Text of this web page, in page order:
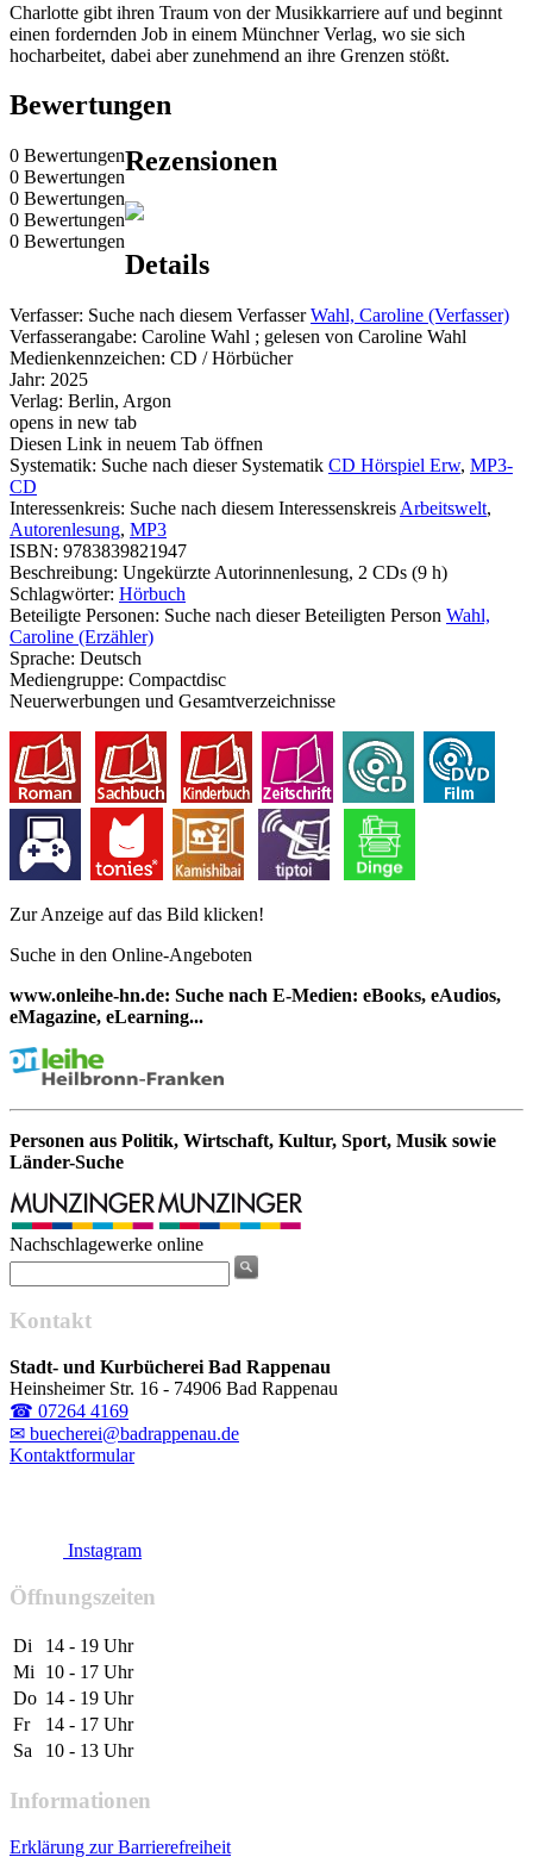
Charlotte gibt ihren Traum von der Musikkarriere auf und beginnt
einen fordernden Job in einem Münchner Verlag, wo sie sich
hocharbeitet, dabei aber zunehmend an ihre Grenzen stößt.
Bewertungen
0 Bewertungen
0 Bewertungen
0 Bewertungen
0 Bewertungen
0 Bewertungen
Rezensionen
Details
Verfasser: Suche nach diesem Verfasser Wahl, Caroline (Verfasser)
Verfasserangabe: Caroline Wahl ; gelesen von Caroline Wahl
Medienkennzeichen: CD / Hörbücher
Jahr: 2025
Verlag: Berlin, Argon
opens in new tab
Diesen Link in neuem Tab öffnen
Systematik: Suche nach dieser Systematik CD Hörspiel Erw, MP3-
CD
Interessenkreis: Suche nach diesem Interessenskreis Arbeitswelt,
Autorenlesung, MP3
ISBN: 9783839821947
Beschreibung: Ungekürzte Autorinnenlesung, 2 CDs (9 h)
Schlagwörter: Hörbuch
Beteiligte Personen: Suche nach dieser Beteiligten Person Wahl,
Caroline (Erzähler)
Sprache: Deutsch
Mediengruppe: Compactdisc
Neuerwerbungen und Gesamtverzeichnisse
Zur Anzeige auf das Bild klicken!
Suche in den Online-Angeboten
www.onleihe-hn.de: Suche nach E-Medien: eBooks, eAudios,
eMagazine, eLearning...
Personen aus Politik, Wirtschaft, Kultur, Sport, Musik sowie
Länder-Suche
Nachschlagewerke online
Kontakt
Stadt- und Kurbücherei Bad Rappenau
Heinsheimer Str. 16 - 74906 Bad Rappenau
☎ 07264 4169
✉ buecherei@badrappenau.de
Kontaktformular
Instagram
Öffnungszeiten
Di
14 - 19 Uhr
Mi
10 - 17 Uhr
Do 14 - 19 Uhr
Fr
14 - 17 Uhr
Sa
10 - 13 Uhr
Informationen
Erklärung zur Barrierefreiheit